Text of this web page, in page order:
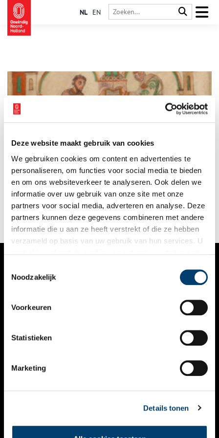
Deze website maakt gebruik van cookies
We gebruiken cookies om content en advertenties te
personaliseren, om functies voor social media te bieden
en om ons websiteverkeer te analyseren. Ook delen we
informatie over uw gebruik van onze site met onze
partners voor social media, adverteren en analyse. Deze
partners kunnen deze gegevens combineren met andere
informatie die u aan ze heeft verstrekt of die ze hebben
verzameld op basis van uw gebruik van hun services. U
Noodzakelijk
Voorkeuren
Statistieken
Marketing
Details tonen
NL EN
Het Evangeliarium van Egmond is een perkamenten boek uit
de 9e eeuw. Het is beroemd omdat je er een afbeelding in
vindt van graaf Dirk en gravin Hildegard van ‘Holland’. Zij
lieten die afbeelding er rond het jaar 975 in zetten. Meer dan
1000 jaar later zijn Dirk en Hildegard de oudste Nederlanders
van wie een afbeelding bestaat.
VERHALEN
KALENDER
THEMA’S
VIDEO’S
CONTACT